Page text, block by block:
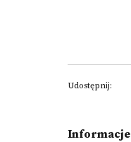
Udostępnij:
Informacje